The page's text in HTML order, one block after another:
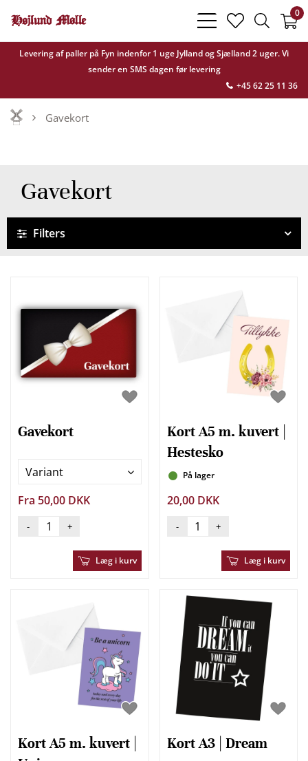
Levering af paller på Fyn indenfor 1 uge Jylland og Sjælland 2 uger. Vi
sender en SMS dagen før levering
+45 62 25 11 36
bars
light
heart
light
search
light
0
Gavekort
Gavekort
Filters
Gavekort
Variant
Fra 50,00 DKK
- +
Læg i kurv
Kort A5 m. kuvert |
Hestesko
På lager
20,00 DKK
- +
Læg i kurv
Kort A5 m. kuvert |
Kort A3 | Dream